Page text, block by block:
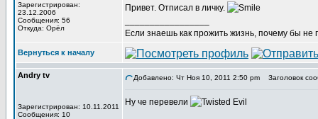
Зарегистрирован:
23.12.2006
Сообщения: 56
Откуда: Орёл
Привет. Отписал в личку.
Если знаешь как прожить жизнь, почему бы не
Вернуться к началу
Andry tv
Зарегистрирован: 10.11.2011
Сообщения: 10
Добавлено: Чт Ноя 10, 2011 2:50 pm Заголовок
Ну че перевели